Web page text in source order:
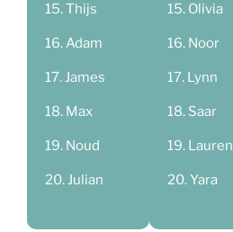
Thijs
Adam
James
Max
Noud
Julian
Olivia
Noor
Lynn
Saar
Lauren
Yara